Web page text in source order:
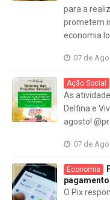
para a
prometem
economia
07 de
Ação Social
As
Delfina e
agosto!
07 de
Economia
O Pix